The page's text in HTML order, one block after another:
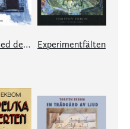
Staden med de elva portarna Experimentfälten